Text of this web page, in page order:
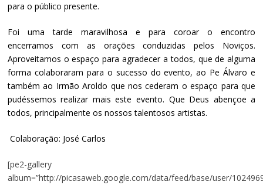
para o público presente.
Foi uma tarde maravilhosa e para coroar o encontro
encerramos com as orações conduzidas pelos Noviços.
Aproveitamos o espaço para agradecer a todos, que de alguma
forma colaboraram para o sucesso do evento, ao Pe Álvaro e
também ao Irmão Aroldo que nos cederam o espaço para que
pudéssemos realizar mais este evento. Que Deus abençoe a
todos, principalmente os nossos talentosos artistas.
Colaboração: José Carlos
[pe2-gallery
album=”http://picasaweb.google.com/data/feed/base/user/